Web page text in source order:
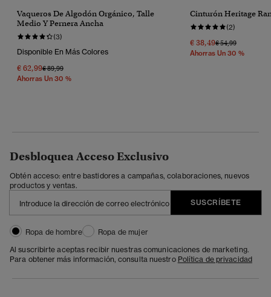
Vaqueros De Algodón Orgánico, Talle
Medio Y Pernera Ancha
(3)
Disponible En Más Colores
€ 62,99Precio Rebajado De
€ 89,99A
Ahorras Un 30 %
Cinturón Heritage
(2)
€ 38,49Precio Rebajado
€ 54,99A
Ahorras Un 30 %
Desbloquea Acceso Exclusivo
Obtén acceso: entre bastidores a campañas, colaboraciones, nuevos
productos y ventas.
SUSCRÍBETE
Ropa de hombre
Ropa de mujer
Al suscribirte aceptas recibir nuestras comunicaciones de marketing.
Para obtener más información, consulta nuestro Política de privacidad